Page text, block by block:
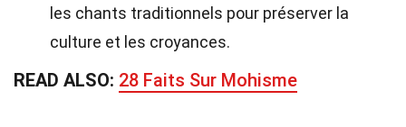
les chants traditionnels pour préserver la
culture et les croyances.
READ ALSO: 28 Faits Sur Mohisme